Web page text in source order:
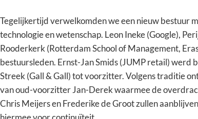
Tegelijkertijd verwelkomden we een nieuw bestuur
technologie en wetenschap. Leon Ineke (Google),
Rooderkerk (Rotterdam School of Management,
bestuursleden. Ernst-Jan Smids (JUMP retail) werd
Streek (Gall & Gall) tot voorzitter. Volgens traditie
van oud-voorzitter Jan-Derek waarmee de
Chris Meijers en Frederike de Groot zullen